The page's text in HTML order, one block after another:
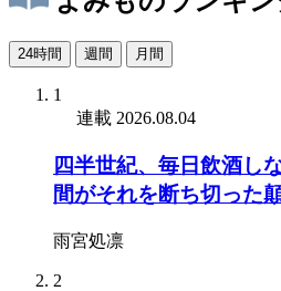
24時間 週間 月間
1
連載 2026.08.04
四半世紀、毎日飲酒し
間がそれを断ち切った
雨宮処凛
2